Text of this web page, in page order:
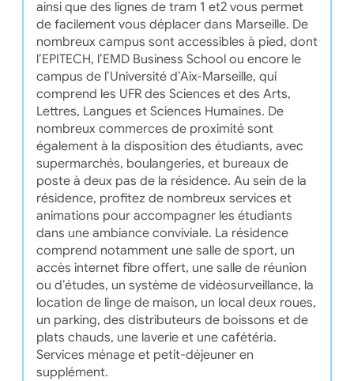
ainsi que des lignes de tram 1 et2 vous permet
de facilement vous déplacer dans Marseille. De
nombreux campus sont accessibles à pied, dont
l’EPITECH, l’EMD Business School ou encore le
campus de l’Université d’Aix-Marseille, qui
comprend les UFR des Sciences et des Arts,
Lettres, Langues et Sciences Humaines. De
nombreux commerces de proximité sont
également à la disposition des étudiants, avec
supermarchés, boulangeries, et bureaux de
poste à deux pas de la résidence. Au sein de la
résidence, profitez de nombreux services et
animations pour accompagner les étudiants
dans une ambiance conviviale. La résidence
comprend notamment une salle de sport, un
accès internet fibre offert, une salle de réunion
ou d’études, un système de vidéosurveillance, la
location de linge de maison, un local deux roues,
un parking, des distributeurs de boissons et de
plats chauds, une laverie et une cafétéria.
Services ménage et petit-déjeuner en
supplément.